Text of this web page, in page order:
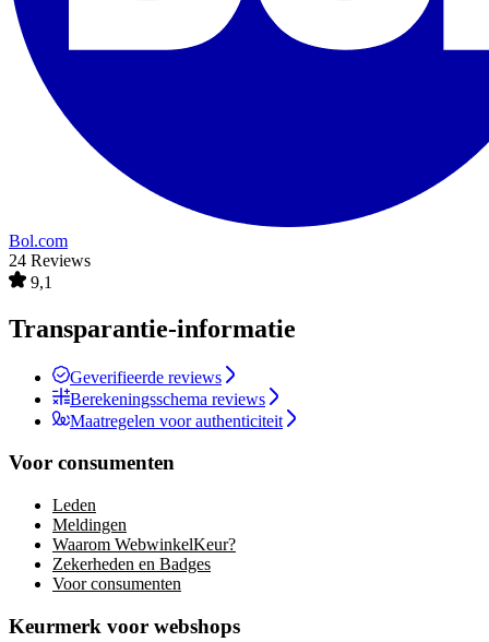
Bol.com
24 Reviews
9,1
Transparantie-informatie
Geverifieerde reviews
Berekeningsschema reviews
Maatregelen voor authenticiteit
Voor consumenten
Leden
Meldingen
Waarom WebwinkelKeur?
Zekerheden en Badges
Voor consumenten
Keurmerk voor webshops